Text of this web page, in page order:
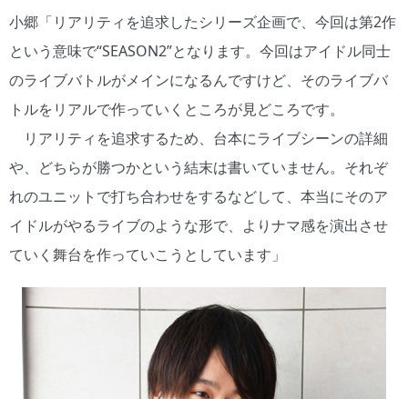
小郷「リアリティを追求したシリーズ企画で、今回は第2作
という意味で“SEASON2”となります。今回はアイドル同士
のライブバトルがメインになるんですけど、そのライブバ
トルをリアルで作っていくところが見どころです。
リアリティを追求するため、台本にライブシーンの詳細
や、どちらが勝つかという結末は書いていません。それぞ
れのユニットで打ち合わせをするなどして、本当にそのア
イドルがやるライブのような形で、よりナマ感を演出させ
ていく舞台を作っていこうとしています」